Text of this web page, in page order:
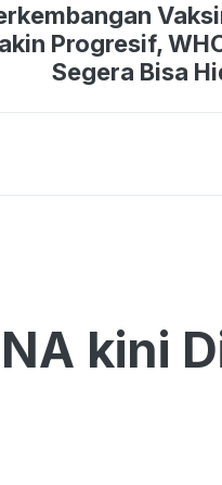
Progresif,
Segera Bisa
kini